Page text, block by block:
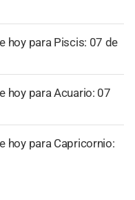
hoy para Piscis: 07 de
hoy para Acuario: 07
hoy para Capricornio: